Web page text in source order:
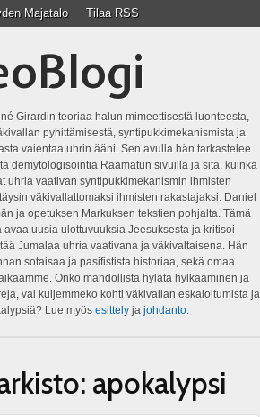
Majatalo Tilaa RSS
Girardin teoriaa halun mimeettisestä luonteesta,
pyhittämisestä, syntipukkimekanismista ja
vaientaa uhrin ääni. Sen avulla hän tarkastelee
demytologisointia Raamatun sivuilla ja sitä, kuinka
uhria vaativan syntipukkimekanismin ihmisten
väkivallattomaksi ihmisten rakastajaksi. Daniel
ja opetuksen Markuksen tekstien pohjalta. Tämä
uusia ulottuvuuksia Jeesuksesta ja kritisoi
Jumalaa uhria vaativana ja väkivaltaisena. Hän
sotaisaa ja pasifistista historiaa, sekä omaa
Onko mahdollista hylätä hylkääminen ja
vai kuljemmeko kohti väkivallan eskaloitumista ja
Lue myös esittelyja johdanto.
apokalypsi